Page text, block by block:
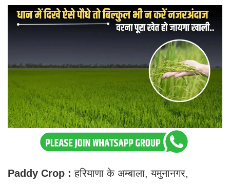
Paddy Crop :हरियाणा के अम्बाला, यमुनानगर,